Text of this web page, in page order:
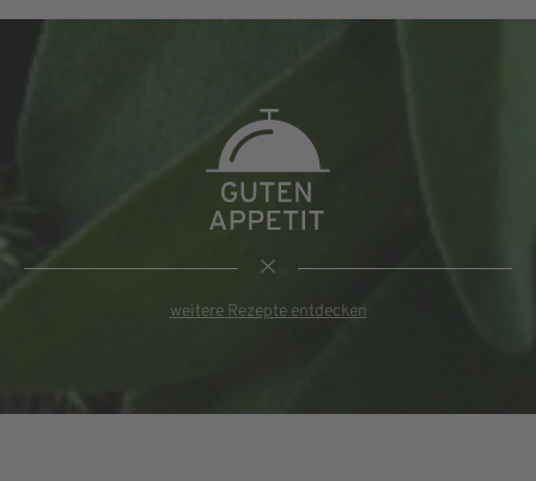
weitere Rezepte entdecken